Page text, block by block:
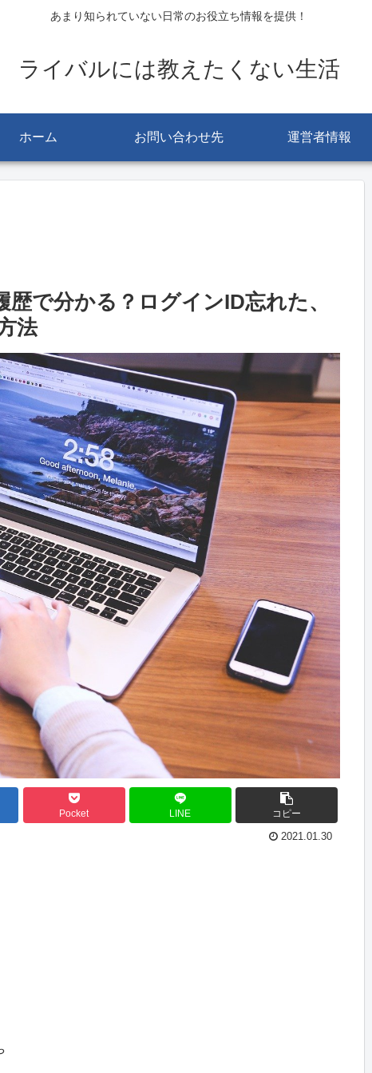
あまり知られていない日常のお役立ち情報を提供！
ライバルには教えたくない生活
ホーム お問い合わせ先 運営者情報
で分かる？ログインID忘れた、
法
Pocket LINE コピー
2021.01.30